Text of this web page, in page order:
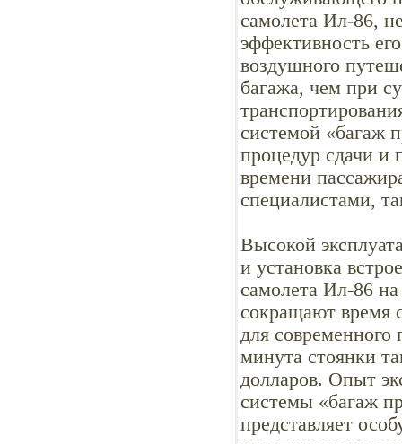
самолета Ил-86,
эффективность
воздушного
багажа, чем при
системой «багаж
процедур сдачи и
времени
специалистами,
Высокой
и установка
самолета Ил-86
сокращают время
для современного
минута стоянки
долларов. Опыт
системы «багаж
представляет